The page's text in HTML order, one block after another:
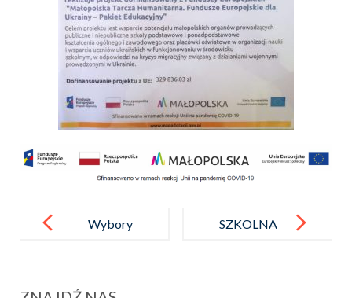
navigation
Wybory
SZKOLNA